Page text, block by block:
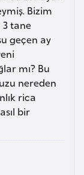
Bizim
3 tane
geçen ay
mı? Bu
nereden
rica
bir